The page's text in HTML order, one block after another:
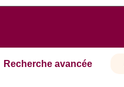
Recherche avancée